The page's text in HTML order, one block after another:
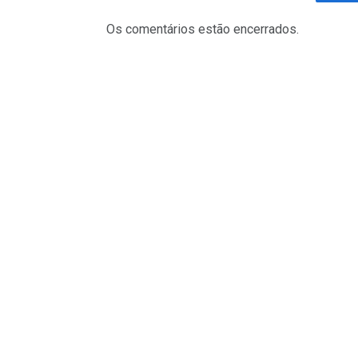
Os comentários estão encerrados.